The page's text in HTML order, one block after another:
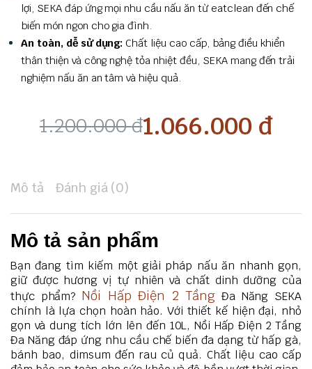
lợi, SEKA đáp ứng mọi nhu cầu nấu ăn từ eatclean đến chế
biến món ngon cho gia đình.
An toàn, dễ sử dụng: Chất liệu cao cấp, bảng điều khiển
thân thiện và công nghệ tỏa nhiệt đều, SEKA mang đến trải
nghiệm nấu ăn an tâm và hiệu quả.
1.200.000đ Giá
1.200.000 đ.
1.066.000 đ
Giá
là:
1.066.000 đ.
Mô tả Đánh giá (0)
Mô tả sản phẩm
Bạn đang tìm kiếm một giải pháp nấu ăn nhanh gọn,
giữ được hương vị tự nhiên và chất dinh dưỡng của
thực phẩm? Nồi Hấp Điện 2 Tầng Đa Năng SEKA
chính là lựa chọn hoàn hảo. Với thiết kế hiện đại, nhỏ
gọn và dung tích lớn lên đến 10L, Nồi Hấp Điện 2 Tầng
Đa Năng đáp ứng nhu cầu chế biến đa dạng từ hấp gà,
bánh bao, dimsum đến rau củ quả. Chất liệu cao cấp